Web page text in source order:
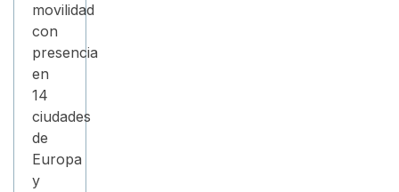
movilidad
con
presencia
en
14
ciudades
de
Europa
y